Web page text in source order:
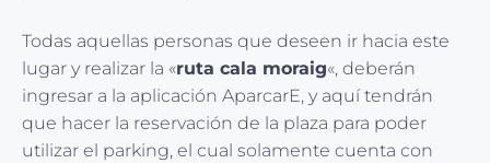
Todas aquellas personas que deseen ir hacia este
lugar y realizar la «ruta cala moraig«, deberán
ingresar a la aplicación AparcarE, y aquí tendrán
que hacer la reservación de la plaza para poder
utilizar el parking, el cual solamente cuenta con